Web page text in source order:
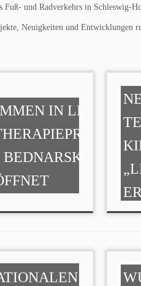
Fuß- und Radverkehrs in Schleswig-
Neuigkeiten und Entwicklungen
IN LECK: